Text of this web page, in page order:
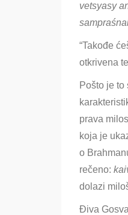
vetsyasy
“Takođe
otkrivena
Pošto je to
prava
koja je
o
rečeno:
dolazi
Điva